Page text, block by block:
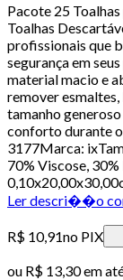
Pacote 25
Toalhas
profissionais que
segurança em
material macio e
remover
tamanho
conforto durante
3177Marca:
70% Viscose,
Ler descri��o
R$ 10,91no PIX
ou R$ 13,30em